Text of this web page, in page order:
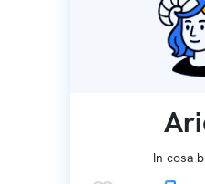
In cosa